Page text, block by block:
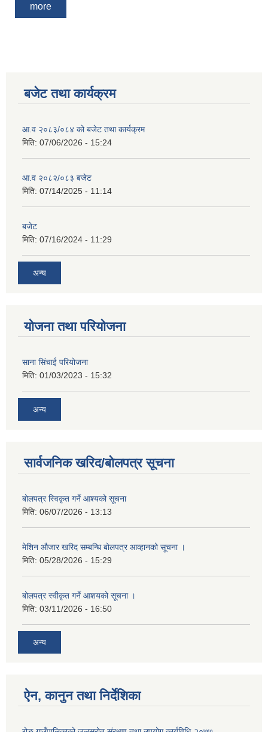
more
बजेट तथा कार्यक्रम
आ.व २०८३/०८४ को बजेट तथा कार्यक्रम
मिति: 07/06/2026 - 15:24
आ.व २०८२/०८३ बजेट
मिति: 07/14/2025 - 11:14
बजेट
मिति: 07/16/2024 - 11:29
अन्य
योजना तथा परियोजना
साना सिंचाई परियोजना
मिति: 01/03/2023 - 15:32
अन्य
सार्वजनिक खरिद/बोलपत्र सूचना
बोलपत्र स्विकृत गर्ने आश्यको सूचना
मिति: 06/07/2026 - 13:13
मेशिन औजार खरिद सम्बन्धि बोलपत्र आव्हानको सूचना ।
मिति: 05/28/2026 - 15:29
बोलपत्र स्वीकृत गर्ने आशयको सूचना ।
मिति: 03/11/2026 - 16:50
अन्य
ऐन, कानुन तथा निर्देशिका